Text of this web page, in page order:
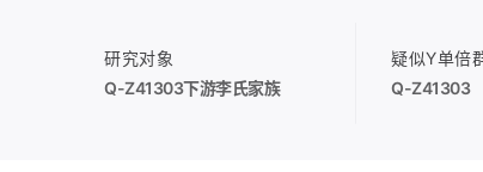
研究对象
Q-Z41303下游李氏家族
疑似Y单倍
Q-Z41303